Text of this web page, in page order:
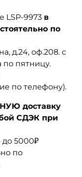
LSP-9973 в
по
д.24, оф.208. с
по пятницу.
по телефону).
доставку
СДЭК при
до 5000₽
по